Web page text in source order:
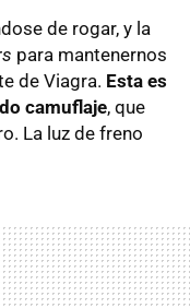
de rogar, y la
para mantenernos
de Viagra. Esta es
camuflaje, que
La luz de freno